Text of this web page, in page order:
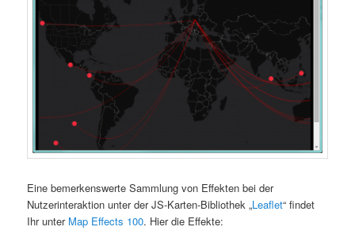
Eine bemerkenswerte Sammlung von Effekten bei der
Nutzerinteraktion unter der JS-Karten-Bibliothek „Leaflet“ findet
Ihr unter Map Effects 100. Hier die Effekte: